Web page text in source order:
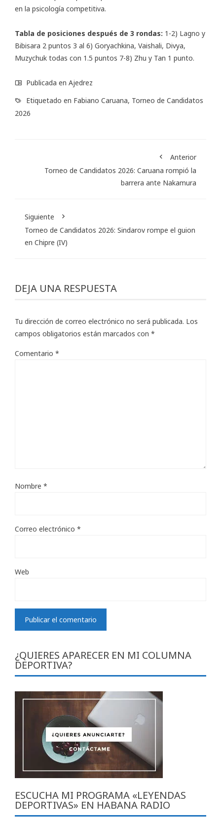
en la psicología competitiva.
Tabla de posiciones después de 3 rondas: 1-2) Lagno y
Bibisara 2 puntos 3 al 6) Goryachkina, Vaishali, Divya,
Muzychuk todas con 1.5 puntos 7-8) Zhu y Tan 1 punto.
Publicada en Ajedrez
Etiquetado en Fabiano Caruana, Torneo de Candidatos
2026
Anterior
Torneo de Candidatos 2026: Caruana rompió la
barrera ante Nakamura
Siguiente
Torneo de Candidatos 2026: Sindarov rompe el guion
en Chipre (IV)
DEJA UNA RESPUESTA
Tu dirección de correo electrónico no será publicada. Los
campos obligatorios están marcados con *
Comentario *
Nombre *
Correo electrónico *
Web
¿QUIERES APARECER EN MI COLUMNA
DEPORTIVA?
ESCUCHA MI PROGRAMA «LEYENDAS
DEPORTIVAS» EN HABANA RADIO